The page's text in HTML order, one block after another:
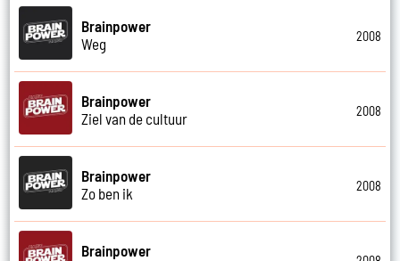
Brainpower
Weg
2008
Brainpower
Ziel van de cultuur
2008
Brainpower
Zo ben ik
2008
Brainpower